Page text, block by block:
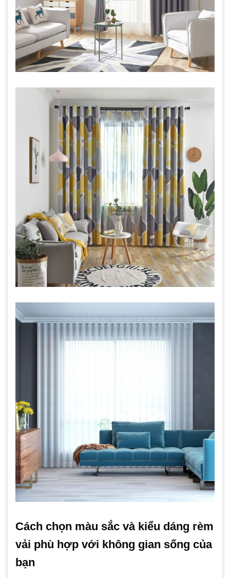
Cách chọn màu sắc và kiểu dáng rèm
vải phù hợp với không gian sống của
bạn